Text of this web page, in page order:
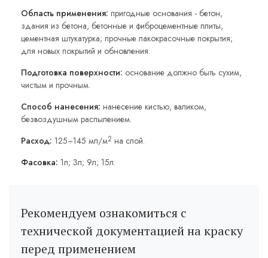
Область применения: пригодные основания - бетон,
здания из бетона, бетонные и фиброцементные плиты,
цементная штукатурка; прочные лакокрасочные покрытия;
для новых покрытий и обновления.
Подготовка поверхности: основание должно быть сухим,
чистым и прочным.
Способ нанесения: нанесение кистью, валиком,
безвоздушным распылением.
Расход: 125÷145 мл/м2 на слой.
Фасовка: 1л; 3л; 9л; 15л.
Рекомендуем ознакомиться с
технической документацией на краску
перед применением